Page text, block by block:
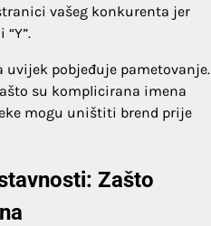
vašeg konkurenta jer
uvijek pobjeđuje pametovanje.
su komplicirana imena
mogu uništiti brend prije
Zašto